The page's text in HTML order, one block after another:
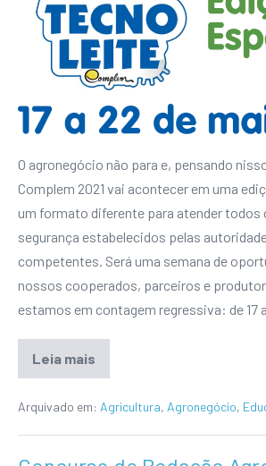
O agronegócio não para e, pensando
Complem 2021 vai acontecer em uma
um formato diferente para atender
segurança estabelecidos pelas
competentes. Será uma semana de
nossos cooperados, parceiros e
estamos em contagem regressiva: de 17
Leia mais
Arquivado em: Agricultura, Agronegócio,